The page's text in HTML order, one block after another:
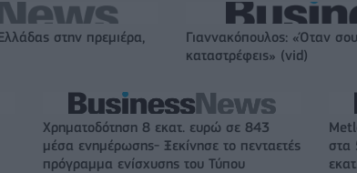
στην πρεμιέρα,
Γιαννακόπουλος: «Όταν
καταστρέφεις» (vid)
Χρηματοδότηση 8 εκατ. ευρώ σε 843
μέσα ενημέρωσης- Ξεκίνησε το πενταετές
πρόγραμμα ενίσχυσης του Τύπου
στα